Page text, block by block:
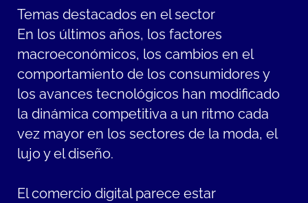
Temas destacados en el sector
En los últimos años, los factores
macroeconómicos, los cambios en el
comportamiento de los consumidores y
los avances tecnológicos han modificado
la dinámica competitiva a un ritmo cada
vez mayor en los sectores de la moda, el
lujo y el diseño.
El comercio digital parece estar